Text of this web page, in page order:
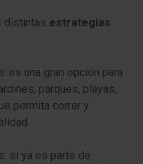
distintas estrategias
: es una gran opción para
parques, playas,
permita correr y
si ya es parte de